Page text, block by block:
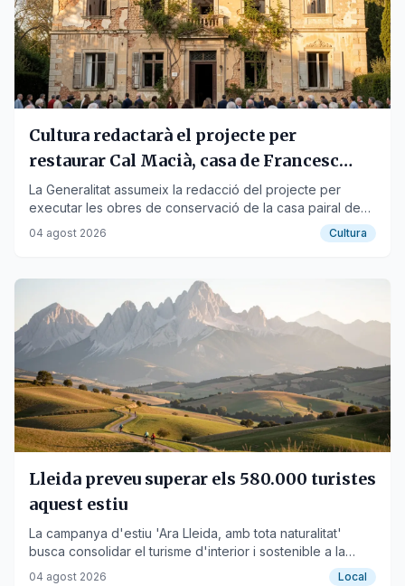
Cultura redactarà el projecte per
restaurar Cal Macià, casa de Francesc
Macià
La Generalitat assumeix la redacció del projecte per
executar les obres de conservació de la casa pairal de
Vallmanya, declarada bé cultural d'interès nacional.
04 agost 2026 Cultura
Lleida preveu superar els 580.000 turistes
aquest estiu
La campanya d'estiu 'Ara Lleida, amb tota naturalitat'
busca consolidar el turisme d'interior i sostenible a la
demarcació.
04 agost 2026 Local